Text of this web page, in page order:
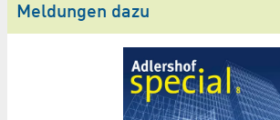
Meldungen dazu